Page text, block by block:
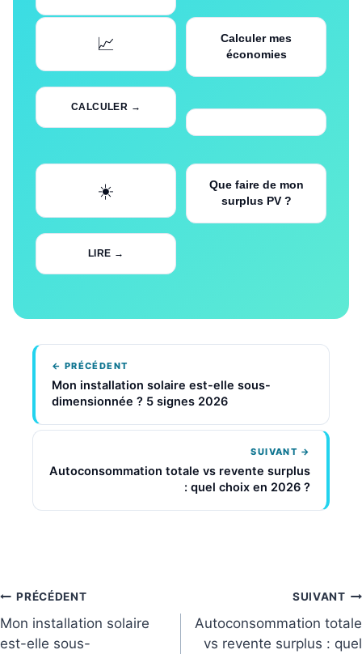
📈
Calculer mes
économies
CALCULER →
☀️
Que faire de mon
surplus PV ?
LIRE →
← PRÉCÉDENT
Mon installation solaire est-elle sous-
dimensionnée ? 5 signes 2026
SUIVANT →
Autoconsommation totale vs revente surplus
: quel choix en 2026 ?
Navigation
de
PRÉCÉDENT
Mon installation solaire
est-elle sous-
SUIVANT
Autoconsommation totale
vs revente surplus : quel